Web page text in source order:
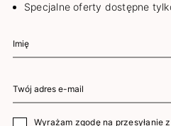
Specjalne oferty dostępne
Wyrażam zgodę na przesyłanie